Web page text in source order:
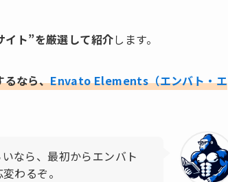
イト”を厳選して紹介します。
るなら、Envato Elements（エンバト・エ
なら、最初からエンバト
わるぞ。